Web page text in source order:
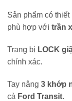
Sản phẩm có thiết
phù hợp với trần
Trang bị LOCK
chính xác.
Tay nâng 3 khớp
cả Ford Transit.